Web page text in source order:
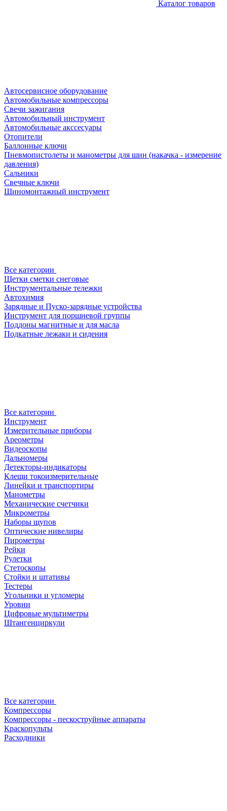
Каталог товаров
Автосервисное оборудование
Автомобильные компрессоры
Свечи зажигания
Автомобильный инструмент
Автомобильные акссесуары
Отопители
Баллонные ключи
Пневмопистолеты и манометры для шин (накачка - измерение
давления)
Сальники
Свечные ключи
Шиномонтажный инструмент
Все категории
Щетки сметки снеговые
Инструментальные тележки
Автохимия
Зарядные и Пуско-зарядные устройства
Инструмент для поршневой группы
Поддоны магнитные и для масла
Подкатные лежаки и сидения
Все категории
Инструмент
Измерительные приборы
Ареометры
Видеоскопы
Дальномеры
Детекторы-индикаторы
Клещи токоизмерительные
Линейки и транспортиры
Манометры
Механические счетчики
Микрометры
Наборы щупов
Оптические нивелиры
Пирометры
Рейки
Рулетки
Стетоскопы
Стойки и штативы
Тестеры
Угольники и угломеры
Уровни
Цифровые мультиметры
Штангенциркули
Все категории
Компрессоры
Компрессоры - пескоструйные аппараты
Краскопульты
Расходники